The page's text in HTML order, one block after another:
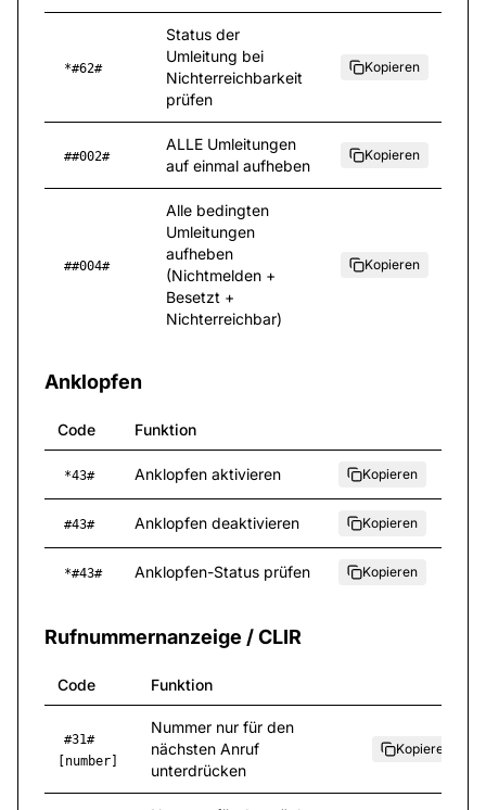
*#62#
Status der
Umleitung bei
Nichterreichbarkeit
prüfen
Kopieren
##002#
ALLE Umleitungen
auf einmal aufheben
Kopieren
##004#
Alle bedingten
Umleitungen
aufheben
(Nichtmelden +
Besetzt +
Nichterreichbar)
Kopieren
Anklopfen
Code Funktion
*43# Anklopfen aktivieren Kopieren
#43# Anklopfen deaktivieren Kopieren
*#43# Anklopfen-Status prüfen Kopieren
Rufnummernanzeige / CLIR
Code Funktion
#31#
[number]
Nummer nur für den
nächsten Anruf
unterdrücken
Kopieren